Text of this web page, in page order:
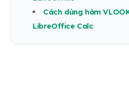
Cách dùng hàm
LibreOffice Calc